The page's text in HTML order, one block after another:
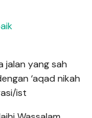
jalan yang sah
‘aqad nikah
ist